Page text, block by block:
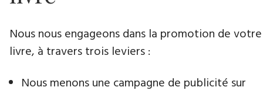
Nous nous engageons dans la promotion de votre
livre​, à travers trois leviers :
Nous menons une campagne de publicité sur